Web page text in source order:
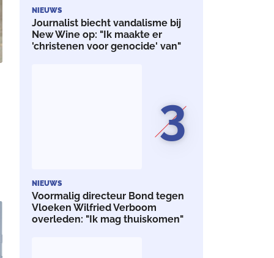
NIEUWS
Journalist biecht vandalisme bij
New Wine op: "Ik maakte er
'christenen voor genocide' van"
3
NIEUWS
Voormalig directeur Bond tegen
Vloeken Wilfried Verboom
overleden: "Ik mag thuiskomen"